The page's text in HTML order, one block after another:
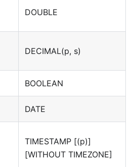
DOUBLE
DECIMAL(p, s)
BOOLEAN
DATE
TIMESTAMP [(p)]
[WITHOUT TIMEZONE]